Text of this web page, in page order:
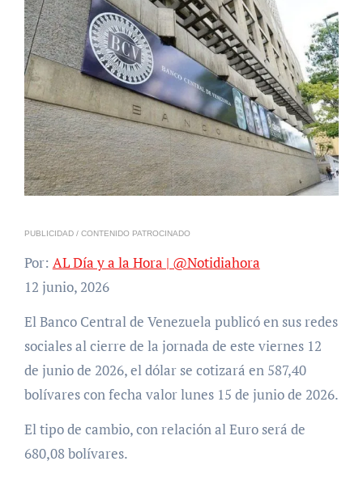
PUBLICIDAD / CONTENIDO PATROCINADO
Por: AL Día y a la Hora | @Notidiahora
12 junio, 2026
El Banco Central de Venezuela publicó en sus redes
sociales al cierre de la jornada de este viernes 12
de junio de 2026, el dólar se cotizará en 587,40
bolívares con fecha valor lunes 15 de junio de 2026.
El tipo de cambio, con relación al Euro será de
680,08 bolívares.